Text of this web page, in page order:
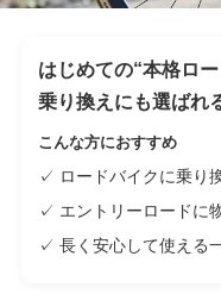
はじめての“本格ロー
乗り換えにも選ばれ
こんな方におすすめ
✓ ロードバイクに乗り
✓ エントリーロードに
✓ 長く安心して使える